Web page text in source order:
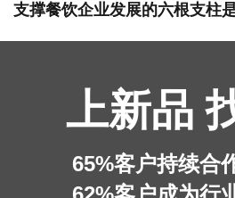
支撑餐饮企业发展的六根支柱
上新品
65%客户持续合